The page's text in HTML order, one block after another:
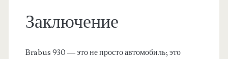
Заключение
Brabus 930 — это не просто автомобиль; это